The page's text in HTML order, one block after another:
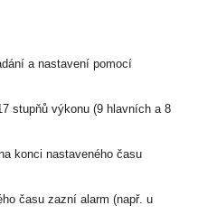
a nastavení pomocí
stupňů výkonu (9 hlavních a 8
konci nastaveného času
času zazní alarm (např. u